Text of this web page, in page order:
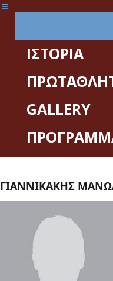
ΙΣΤΟΡΙΑ
GALLERY
ΓΙΑΝΝΙΚΑΚΗΣ